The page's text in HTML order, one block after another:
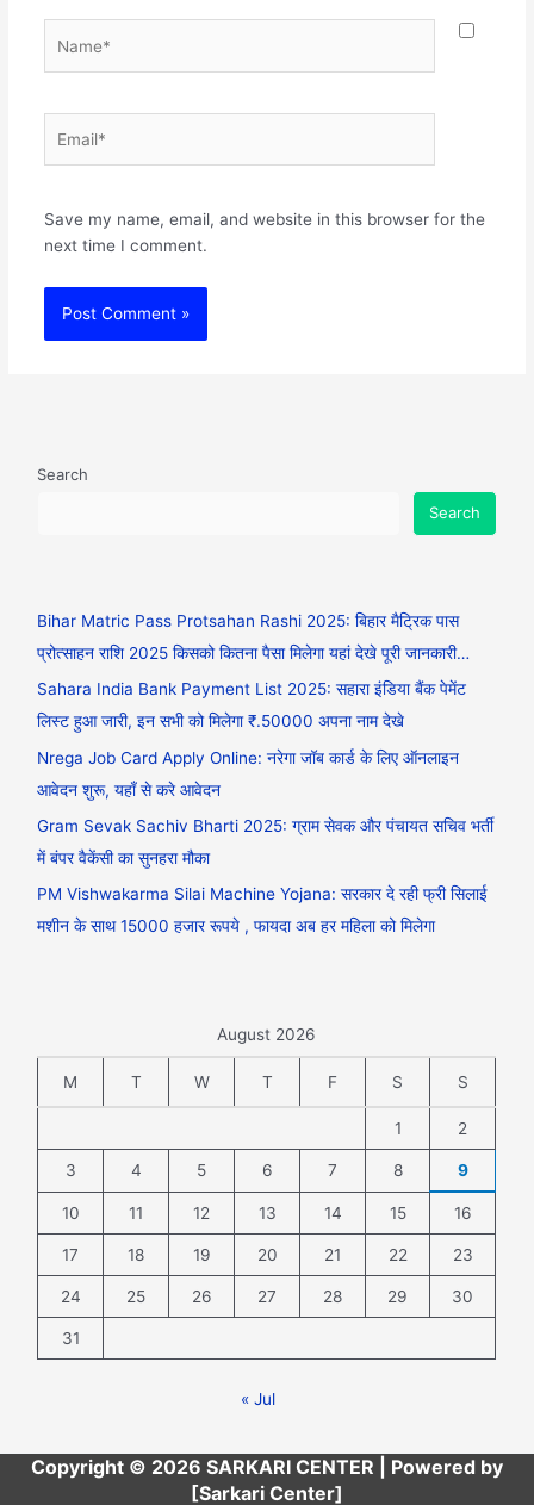
Save my name, email, and website in this browser for the
next time I comment.
Search
Search
Bihar Matric Pass Protsahan Rashi 2025: बिहार मैट्रिक पास
प्रोत्साहन राशि 2025 किसको कितना पैसा मिलेगा यहां देखे पूरी जानकारी…
Sahara India Bank Payment List 2025: सहारा इंडिया बैंक पेमेंट
लिस्ट हुआ जारी, इन सभी को मिलेगा ₹.50000 अपना नाम देखे
Nrega Job Card Apply Online: नरेगा जॉब कार्ड के लिए ऑनलाइन
आवेदन शुरू, यहाँ से करे आवेदन
Gram Sevak Sachiv Bharti 2025: ग्राम सेवक और पंचायत सचिव भर्ती
में बंपर वैकेंसी का सुनहरा मौका
PM Vishwakarma Silai Machine Yojana: सरकार दे रही फ्री सिलाई
मशीन के साथ 15000 हजार रूपये , फायदा अब हर महिला को मिलेगा
August 2026
M T W T F S S
1 2
3 4 5 6 7 8 9
10 11 12 13 14 15 16
17 18 19 20 21 22 23
24 25 26 27 28 29 30
31
« Jul
Copyright © 2026 SARKARI CENTER | Powered by
[Sarkari Center]